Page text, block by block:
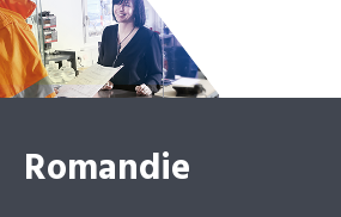
Romandie